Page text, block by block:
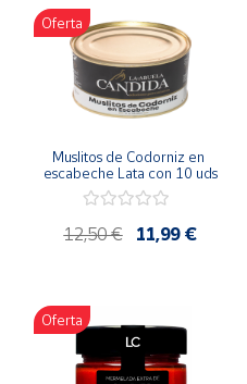
Oferta
Muslitos de Codorniz en
escabeche Lata con 10 uds
12,50 € 11,99 €
Oferta